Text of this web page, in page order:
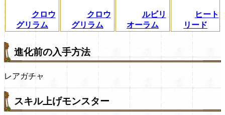
クロウ
グリラム
クロウ
グリラム
ルビリ
オーラム
ヒート
リード
進化前の入手方法
レアガチャ
スキル上げモンスター